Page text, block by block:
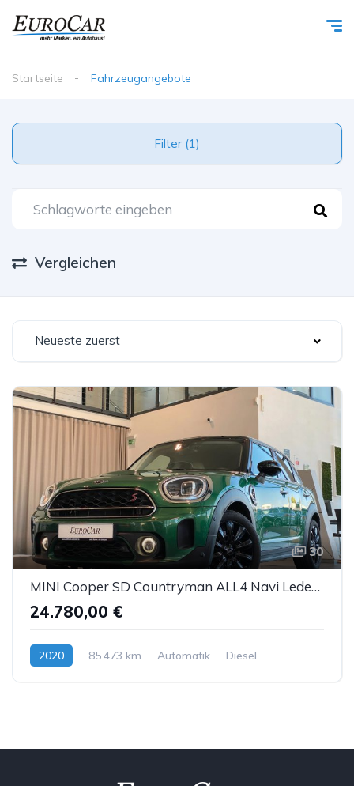
Startseite Fahrzeugangebote
Filter (1)
Vergleichen
Neueste zuerst
30
MINI Cooper SD Countryman ALL4 Navi Leder LED ACC AHK
24.780,00 €
2020 85.473 km Automatik Diesel